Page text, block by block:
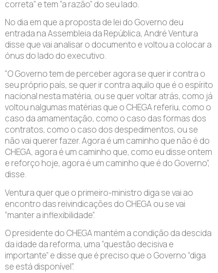
correta” e tem “a razão” do seu lado.
No dia em que a proposta de lei do Governo deu
entrada na Assembleia da República, André Ventura
disse que vai analisar o documento e voltou a colocar a
ónus do lado do executivo.
“O Governo tem de perceber agora se quer ir contra o
seu próprio país, se quer ir contra aquilo que é o espírito
nacional nesta matéria, ou se quer voltar atrás, como já
voltou nalgumas matérias que o CHEGA referiu, como o
caso da amamentação, como o caso das formas dos
contratos, como o caso dos despedimentos, ou se
não vai querer fazer. Agora é um caminho que não é do
CHEGA, agora é um caminho que, como eu disse ontem
e reforço hoje, agora é um caminho que é do Governo”,
disse.
Ventura quer que o primeiro-ministro diga se vai ao
encontro das reivindicações do CHEGA ou se vai
“manter a inflexibilidade”.
O presidente do CHEGA mantém a condição da descida
da idade da reforma, uma “questão decisiva e
importante” e disse que é preciso que o Governo “diga
se está disponível”.